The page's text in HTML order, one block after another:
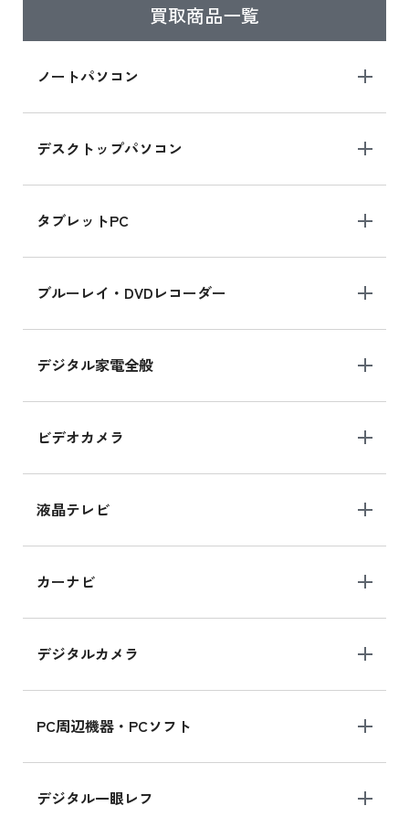
買取商品一覧
ノートパソコン
デスクトップパソコン
タブレットPC
ブルーレイ・DVDレコーダー
デジタル家電全般
ビデオカメラ
液晶テレビ
カーナビ
デジタルカメラ
PC周辺機器・PCソフト
デジタル一眼レフ
ら
iPad mini シリーズ 2024
iPad mini 8.3インチ の新品買取価格
iPhone 16 シリーズ
iPhone 16 の新品買取価格
iPad Air 11インチ シリーズ
iPad Air 11インチ の新品買取価格
iPhone 15 128GB シリーズ
iPhone 15 128GB の新品買取価格
MK2K3J/Aの新品買取価格はこちら